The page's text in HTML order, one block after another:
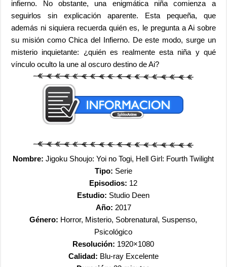
infierno. No obstante, una enigmática niña comienza a
seguirlos sin explicación aparente. Esta pequeña, que
además ni siquiera recuerda quién es, le pregunta a Ai sobre
su misión como Chica del Infierno. De este modo, surge un
misterio inquietante: ¿quién es realmente esta niña y qué
vínculo oculto la une al oscuro destino de Ai?
Nombre: Jigoku Shoujo: Yoi no Togi, Hell Girl: Fourth Twilight
Tipo: Serie
Episodios: 12
Estudio: Studio Deen
Año: 2017
Género: Horror, Misterio, Sobrenatural, Suspenso,
Psicológico
Resolución: 1920×1080
Calidad: Blu-ray Excelente